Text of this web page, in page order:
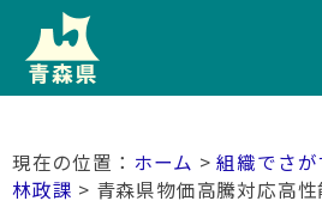
ホーム >組織でさが
林政課 > 青森県物価高騰対応高